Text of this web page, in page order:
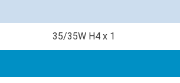
35/35W H4 x 1